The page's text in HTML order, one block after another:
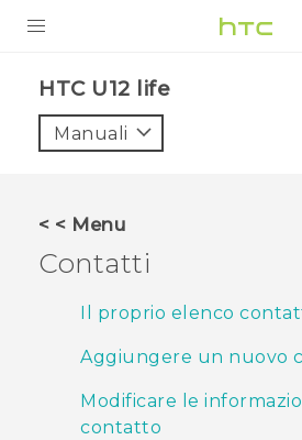
VIVE
ASSISTENZA
Accessori e dispositivi HTC
Accesso
HTC U12 life‎
Manuali
< < Menu
Contatti
Il proprio elenco
Aggiungere un nuovo
Modificare le
contatto